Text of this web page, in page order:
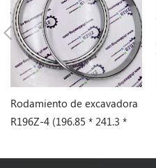
Rodamiento de excavadora
R196Z-4 (196.85 * 241.3 *